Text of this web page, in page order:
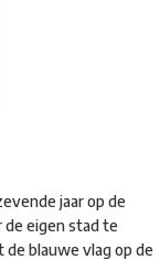
jaar op de
de eigen stad te
de blauwe vlag op de